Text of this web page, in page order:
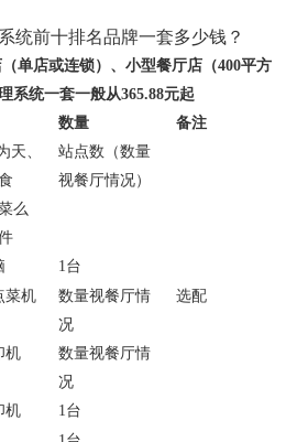
统前十排名品牌一套多少钱？
单店或连锁）、小型餐厅店（400平方
系统一套一般从365.88元起
数量
备注
天、
么
站点数（数量
视餐厅情况）
1 台
菜机
数量视餐厅情
况
选配
机
数量视餐厅情
况
机 1 台